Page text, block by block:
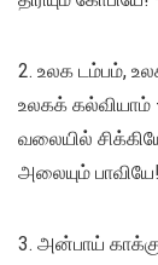
2. உலக டம்பம்,
உலகக்
வலையில்
அலையும்
3. அன்பாய்